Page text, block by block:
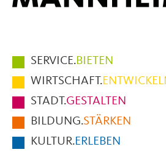
Hauptmenüpunkte
im
Fußbereich
der
Seite
SERVICE.BIETEN
WIRTSCHAFT.
STADT.GESTALTEN
BILDUNG.STÄRKEN
KULTUR.ERLEBEN